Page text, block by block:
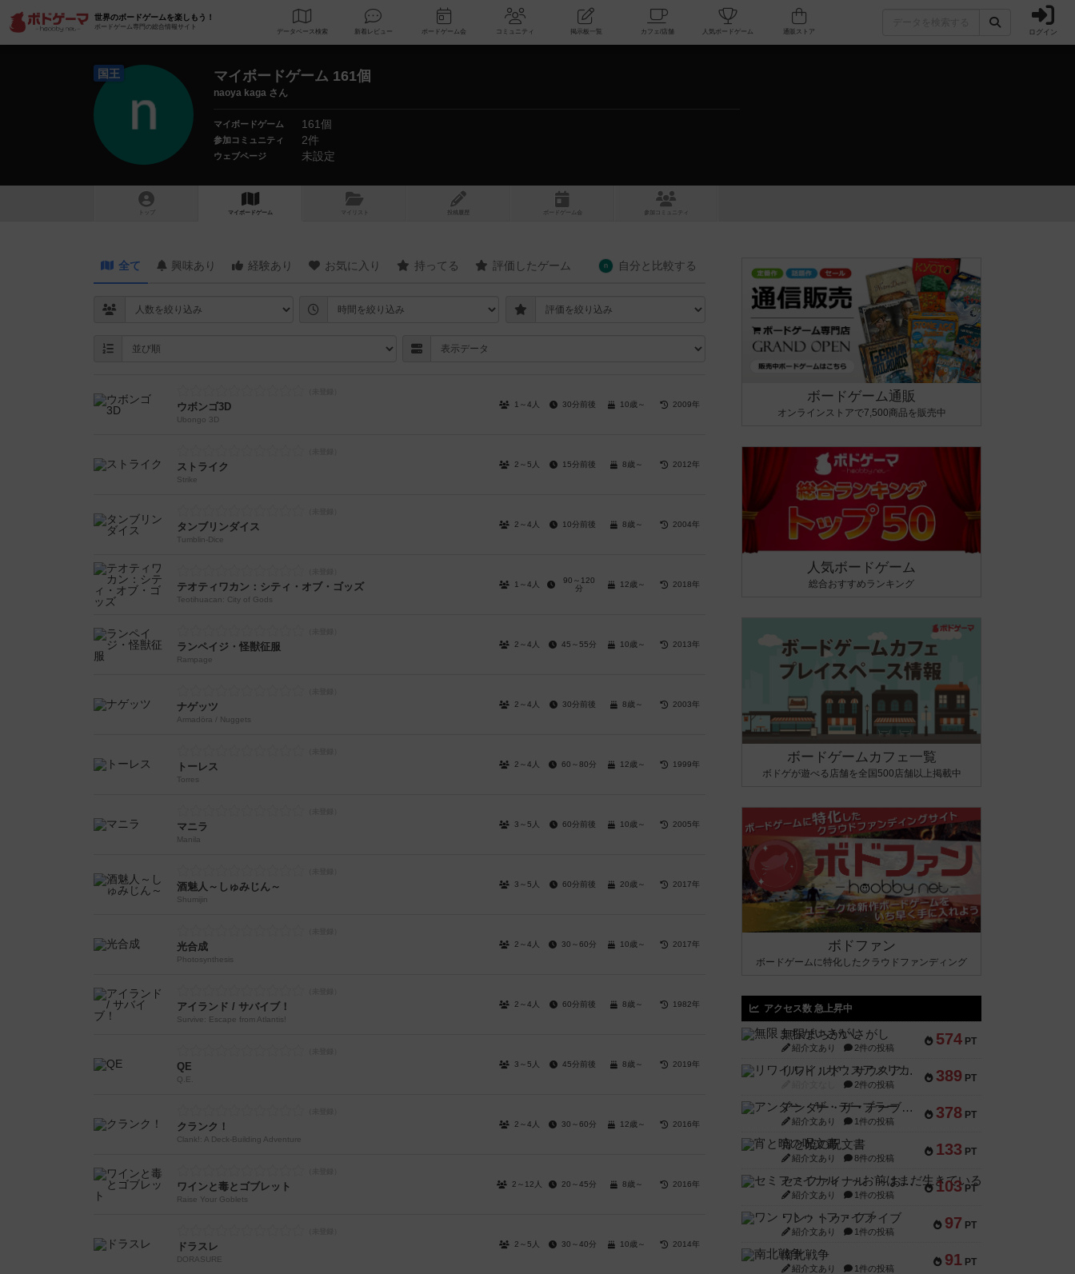
世界のボードゲームを楽しもう！
ボードゲーム専門の総合情報サイト
データベース 検索 新着レビュー ボードゲーム会 コミュニティ 掲示板一覧 カフェ/店舗 人気ボードゲーム ログイン
国王 マイボードゲーム 161個
naoya kaga さん
マイボードゲーム 161個
参加コミュニティ 2件
ウェブページ 未設定
トップ マイボードゲーム マイリスト 投稿履歴 ボ ドゲ ーム コミュニティ
全て 興味あり 経験あり お気に入り 持ってる 評価したゲーム 自分と 比較する
ウボンゴ3D
Ubongo 3D
1～4人 30分前後 10歳～ 2009年
ストライク
Strike
2～5人 15分前後 8歳～ 2012年
タンブリンダイス
Tumblin-Dice
2～4人 10分前後 8歳～ 2004年
テオティワカン：シティ・オブ・ゴッズ
Teotihuacan: City of Gods
1～4人
90～120
分
12歳～ 2018年
ランペイジ・怪獣征服
Rampage
2～4人 45～55分 10歳～ 2013年
ナゲッツ
Armadöra / Nuggets
2～4人 30分前後 8歳～ 2003年
トーレス
Torres
2～4人 60～80分 12歳～ 1999年
マニラ
Manila
3～5人 60分前後 10歳～ 2005年
酒魅人～しゅみじん～
Shumijin
3～5人 60分前後 20歳～ 2017年
光合成
Photosynthesis
2～4人 30～60分 10歳～ 2017年
アイランド / サバイブ！
Survive: Escape from Atlantis!
2～4人 60分前後 8歳～ 1982年
QE
Q.E.
3～5人 45分前後 8歳～ 2019年
クランク！
Clank!: A Deck-Building Adventure
2～4人 30～60分 12歳～ 2016年
ワインと毒とゴブレット
Raise Your Goblets
2～12人 20～45分 8歳～ 2016年
ドラスレ
DORASURE
2～5人 30～40分 10歳～ 2014年
ボードゲーム通販
オンラインストアで7,500商品を販売中
人気ボードゲーム
総合おすすめランキング
ボードゲームカフェ一覧
ボドゲが遊べる店舗を全国500店舗以上掲載中
ボドファン
ボードゲームに特化したクラウドファンディング
アクセス数 急上昇中
574 PT
無限まちがいさがし
紹介文あり 2件の投稿
389 PT
リワイルド：サウスアメリカ
2件の投稿
378 PT
アンダー・ザ・テーブラー
紹介文あり 1件の投稿
133 PT
宵と暁の呪文書
紹介文あり 8件の投稿
103 PT
セミファイナル ～お前はまだ生きている～
紹介文あり 1件の投稿
97 PT
ワン・トゥ・ファイブ
紹介文あり 1件の投稿
91 PT
南北戦争
紹介文あり 1件の投稿